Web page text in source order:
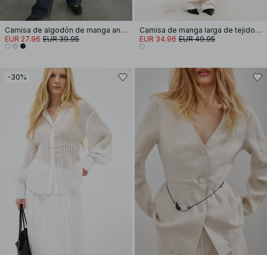
Camisa de algodón de manga ancha
EUR 27.96 EUR 39.95
Camisa de manga larga de tejido seersucker
EUR 34.96 EUR 49.95
-30%